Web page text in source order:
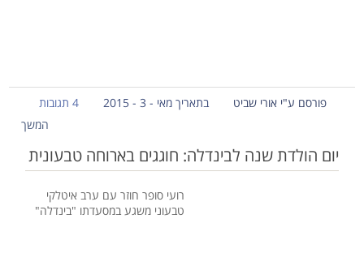
פורסם ע"י אורי שביט בתאריך מאי - 3 - 2015
4 תגובות
המשך
יום הולדת שנה לבינדלה: חוגגים בארוחה טבעונית
רועי סופר חוזר עם ערב איטלקי
טבעוני משגע במסעדתו "בינדלה"